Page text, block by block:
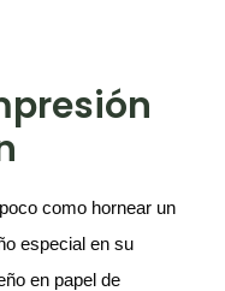
como hornear un
especial en su
en papel de